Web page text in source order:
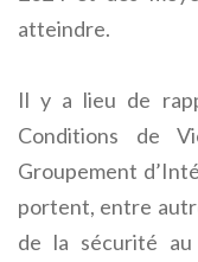
atteindre.
Il y a lieu de
Conditions de
Groupement
portent, entre
de la sécurité